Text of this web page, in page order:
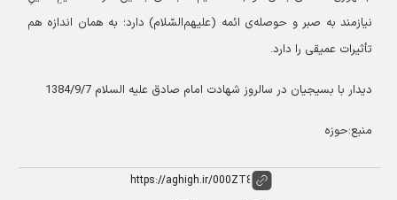
نیازمند به صبر و حوصله‌ی ائمه (علیهم‌السّلام) دارد؛ به همان اندازه هم
تأثیرات عمیقی را دارد.
دیدار با بسیجیان در سالروز شهادت امام صادق علیه السلام 1384/9/7
منبع:حوزه